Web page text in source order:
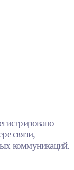
связи,
коммуникаций.